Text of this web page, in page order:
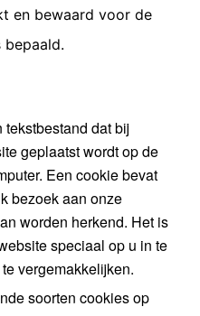
en bewaard voor de
dat bij
geplaatst wordt op de
Een cookie bevat
bezoek aan onze
worden herkend. Het is
speciaal op u in te
vergemakkelijken.
soorten cookies op